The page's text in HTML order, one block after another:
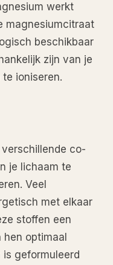
werkt
magnesiumcitraat
beschikbaar
zijn van je
ioniseren.
co-
je lichaam te
Veel
met elkaar
stoffen een
optimaal
geformuleerd